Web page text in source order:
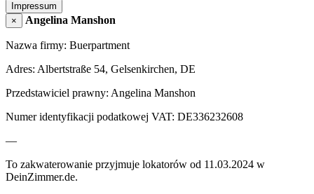
Impressum
×
Angelina Manshon
Nazwa firmy: Buerpartment
Adres: Albertstraße 54, Gelsenkirchen, DE
Przedstawiciel prawny: Angelina Manshon
Numer identyfikacji podatkowej VAT: DE336232608
—
To zakwaterowanie przyjmuje lokatorów od 11.03.2024 w
DeinZimmer.de.